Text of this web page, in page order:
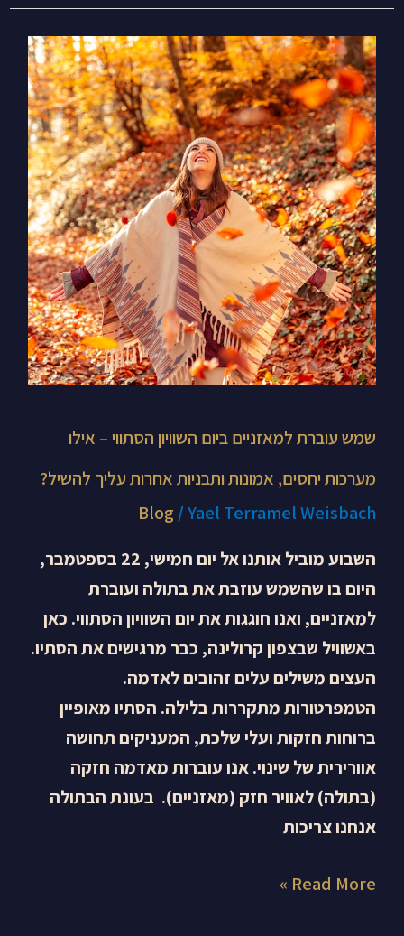
שמש עוברת למאזניים ביום השוויון הסתווי – אילו
מערכות יחסים, אמונות ותבניות אחרות עליך להשיל?
Blog /Yael Terramel Weisbach
השבוע מוביל אותנו אל יום חמישי, 22 בספטמבר,
היום בו שהשמש עוזבת את בתולה ועוברת
למאזניים, ואנו חוגגות את יום השוויון הסתווי. כאן
באשוויל שבצפון קרולינה, כבר מרגישים את הסתיו.
העצים משילים עלים זהובים לאדמה.
הטמפרטורות מתקררות בלילה. הסתיו מאופיין
ברוחות חזקות ועלי שלכת, המעניקים תחושה
אוורירית של שינוי. אנו עוברות מאדמה חזקה
(בתולה) לאוויר חזק (מאזניים). בעונת הבתולה
אנחנו צריכות
שמש
עוברת
למאזניים
ביום
השוויון
הסתווי
–
אילו
מערכות
יחסים,
אמונות
ותבניות
עליך
Read More »